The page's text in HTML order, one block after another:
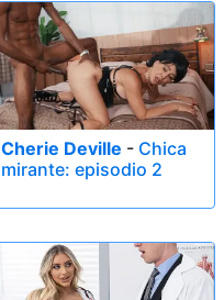
Cherie Deville - Chica
mirante: episodio 2